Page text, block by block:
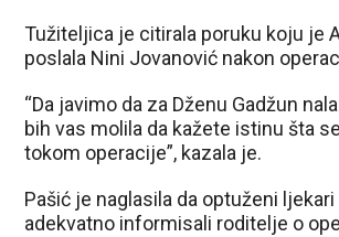
Tužiteljica je citirala poruku koju je
poslala Nini Jovanović nakon
“Da javimo da za Dženu Gadžun
bih vas molila da kažete istinu šta
tokom operacije”, kazala je.
Pašić je naglasila da optuženi
adekvatno informisali roditelje o